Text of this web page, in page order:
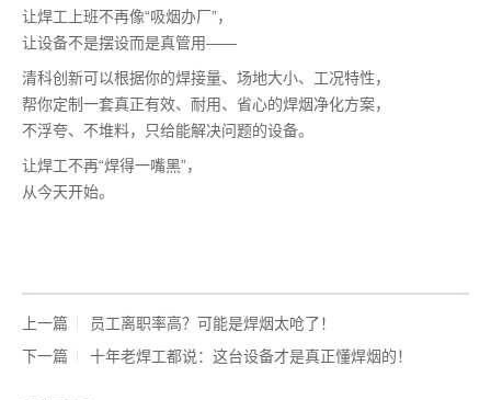
让焊工上班不再像“吸烟办厂”，
让设备不是摆设而是真管用——
清科创新可以根据你的焊接量、场地大小、工况特性，
帮你定制一套真正有效、耐用、省心的焊烟净化方案，
不浮夸、不堆料，只给能解决问题的设备。
让焊工不再“焊得一嘴黑”，
从今天开始。
上一篇
员工离职率高？可能是焊烟太呛了！
下一篇
十年老焊工都说：这台设备才是真正懂焊烟的！